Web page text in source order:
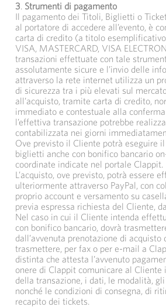
3. Strumenti di pagamento
Il pagamento dei Titoli, Biglietti o
al portatore di accedere all’evento, è
carta di credito (a titolo
VISA, MASTERCARD, VISA
transazioni effettuate con tale
assolutamente sicure e l’invio delle
attraverso la rete internet utilizza un
di sicurezza tra i più elevati sul
all’acquisto, tramite carta di credito,
immediato e contestuale alla conferma
l’effettiva transazione potrebbe
contabilizzata nei giorni
Ove previsto il Cliente potrà eseguire
biglietti anche con bonifico bancario
coordinate indicate nel portale Clappit.
L’acquisto, ove previsto, potrà essere
ulteriormente attraverso PayPal, con
proprio account e versamento su
previa espressa richiesta del Cliente,
Nel caso in cui il Cliente intenda
con bonifico bancario, dovrà
dall’avvenuta prenotazione di acquisto
trasmettere, per fax o per e-mail a
distinta che attesta l’avvenuto
onere di Clappit comunicare al
della transazione, i dati, le modalità,
nonché le condizioni di consegna, di
recapito dei tickets.